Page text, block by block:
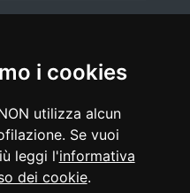
i cookies
utilizza alcun
Se vuoi
leggi l'informativa
dei cookie.
|glossario
|feedback